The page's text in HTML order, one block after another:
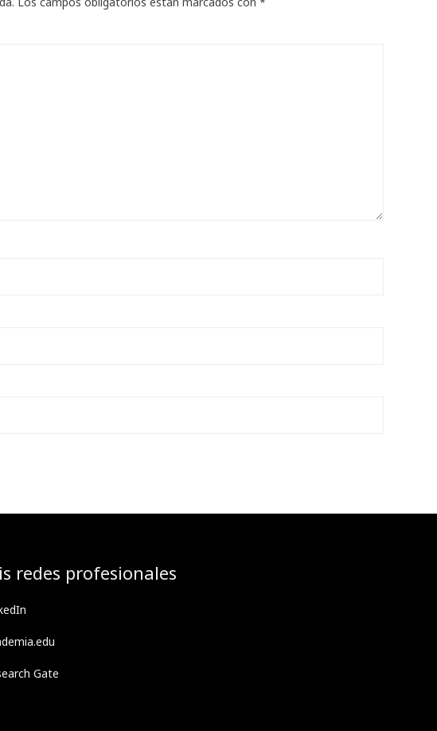
redes profesionales
Gate